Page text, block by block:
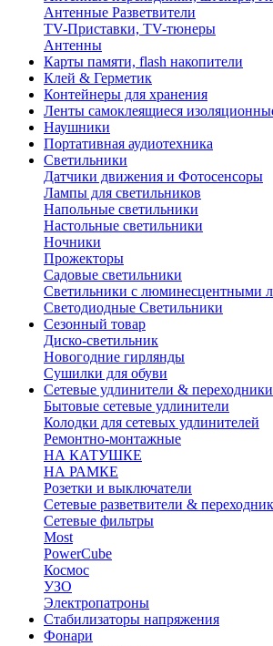
Антенные Разветвители
TV-Приставки, TV-тюнеры
Антенны
Карты памяти, flash накопители
Клей & Герметик
Контейнеры для хранения
Ленты самоклеящиеся
Наушники
Портативная аудиотехника
Светильники
Датчики движения и Фотосенсоры
Лампы для светильников
Напольные светильники
Настольные светильники
Ночники
Прожекторы
Садовые светильники
Светильники с люминесцентными
Светодиодные Светильники
Сезонный товар
Диско-светильник
Новогодние гирлянды
Сушилки для обуви
Сетевые удлинители & переходники
Бытовые сетевые удлинители
Колодки для сетевых удлинителей
Ремонтно-монтажные
НА КАТУШКЕ
НА РАМКЕ
Розетки и выключатели
Сетевые разветвители &
Сетевые фильтры
Most
PowerCube
Космос
УЗО
Электропатроны
Стабилизаторы напряжения
Фонари